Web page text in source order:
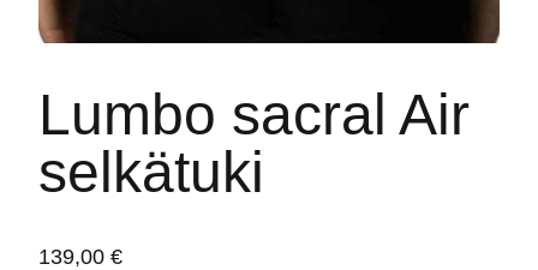
Lumbo sacral Air
selkätuki
139,00 €